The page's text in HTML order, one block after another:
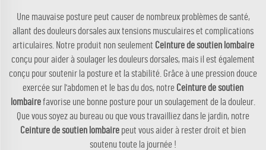
Une mauvaise posture peut causer de nombreux problèmes de santé,
allant des douleurs dorsales aux tensions musculaires et complications
articulaires. Notre produit non seulement Ceinture de soutien lombaire
conçu pour aider à soulager les douleurs dorsales, mais il est également
conçu pour soutenir la posture et la stabilité. Grâce à une pression douce
exercée sur l'abdomen et le bas du dos, notre Ceinture de soutien
lombairefavorise une bonne posture pour un soulagement de la douleur.
Que vous soyez au bureau ou que vous travailliez dans le jardin, notre
Ceinture de soutien lombaire peut vous aider à rester droit et bien
soutenu toute la journée !